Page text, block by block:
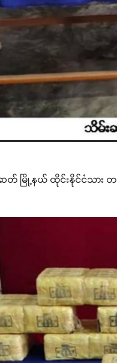
ဆတ် မြို့နယ် ထိုင်းနိုင်ငံသား တ